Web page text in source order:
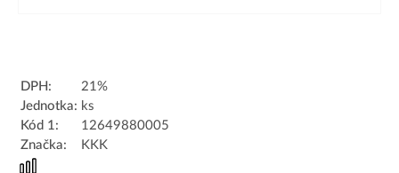
DPH:
21%
Jednotka: ks
Kód 1:
12649880005
Značka:
KKK